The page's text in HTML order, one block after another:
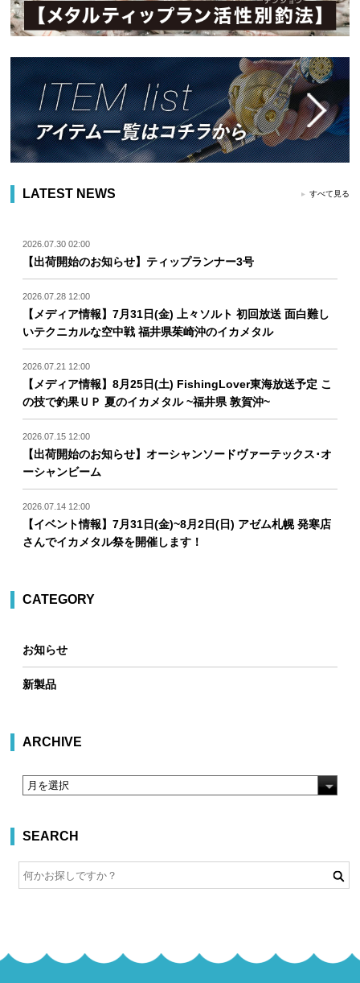
LATEST NEWS すべて見る
2026.07.30 02:00
【出荷開始のお知らせ】ティップランナー3号
2026.07.28 12:00
【メディア情報】7月31日(金) 上々ソルト 初回放送 面白難し
いテクニカルな空中戦 福井県茱崎沖のイカメタル
2026.07.21 12:00
【メディア情報】8月25日(土) FishingLover東海放送予定 こ
の技で釣果ＵＰ 夏のイカメタル ~福井県 敦賀沖~
2026.07.15 12:00
【出荷開始のお知らせ】オーシャンソードヴァーテックス･オ
ーシャンビーム
2026.07.14 12:00
【イベント情報】7月31日(金)~8月2日(日) アゼム札幌 発寒店
さんでイカメタル祭を開催します！
CATEGORY
お知らせ
新製品
ARCHIVE
SEARCH